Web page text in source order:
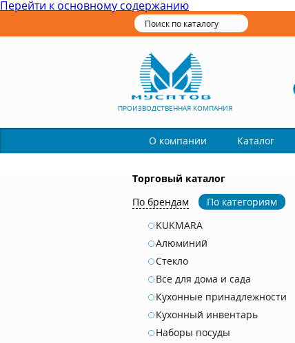
Перейти к основному содержанию
ПРОИЗВОДСТВЕННАЯ КОМПАНИЯ
О компании Каталог
Торговый каталог
По брендам
По категориям
KUKMARA
Алюминий
Стекло
Все для дома и сада
Кухонные принадлежности
Кухонный инвентарь
Наборы посуды